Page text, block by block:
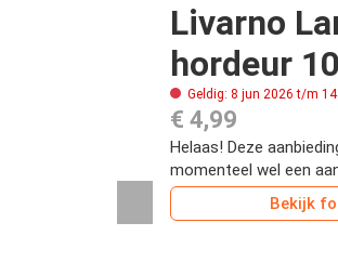
Livarno
hordeur
Geldig: 8 jun 2026 t/m
€ 4,99
Helaas! Deze
momenteel wel een
Bekijk